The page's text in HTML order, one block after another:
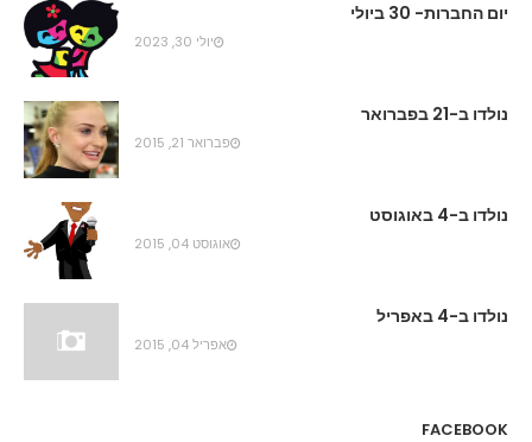
יום החברות- 30 ביולי
יולי 30, 2023
נולדו ב-21 בפברואר
פברואר 21, 2015
נולדו ב-4 באוגוסט
אוגוסט 04, 2015
נולדו ב-4 באפריל
אפריל 04, 2015
FACEBOOK